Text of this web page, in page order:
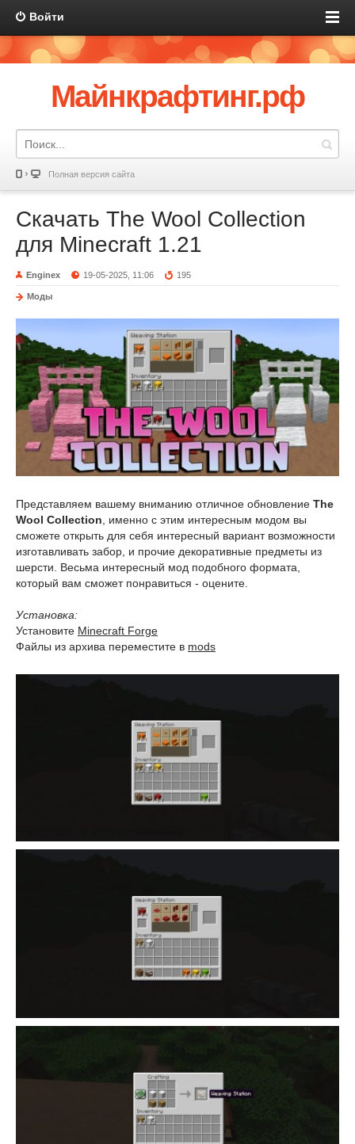
Войти
Майнкрафтинг.рф
Полная версия сайта
Скачать The Wool Collection
для Minecraft 1.21
Enginex 19-05-2025, 11:06 195
Моды
Представляем вашему вниманию отличное обновление The
Wool Collection, именно с этим интересным модом вы
сможете открыть для себя интересный вариант возможности
изготавливать забор, и прочие декоративные предметы из
шерсти. Весьма интересный мод подобного формата,
который вам сможет понравиться - оцените.
Установка:
Установите Minecraft Forge
Файлы из архива переместите в mods